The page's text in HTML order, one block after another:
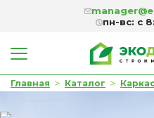
пн-вс: с
Главная > Каталог >